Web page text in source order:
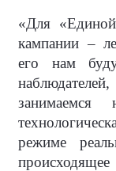
«Для
кампании –
его нам
режиме